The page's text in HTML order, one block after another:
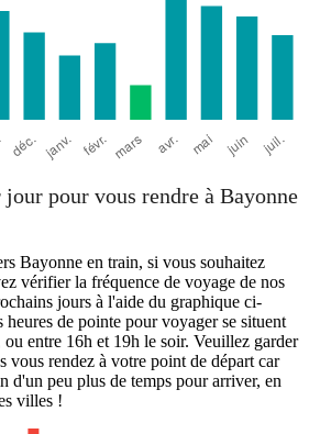
pour vous rendre à Bayonne
Bayonne en train, si vous souhaitez
vérifier la fréquence de voyage de nos
jours à l'aide du graphique ci-
heures de pointe pour voyager se situent
entre 16h et 19h le soir. Veuillez garder
vous rendez à votre point de départ car
d'un peu plus de temps pour arriver, en
villes !